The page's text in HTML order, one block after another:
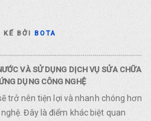
KẾ BỞIBOTA
VÀ SỬ DỤNG DỊCH VỤ SỬA CHỮA
DỤNG CÔNG NGHỆ
trở nên tiện lợi và nhanh chóng hơn
Đây là điểm khác biệt quan